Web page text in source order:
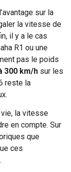
sur la
la vitesse de
il y a le cas
R1 ou une
pas le poids
300 km/h sur les
reste la
la vitesse
en compte. Sur
que
ces